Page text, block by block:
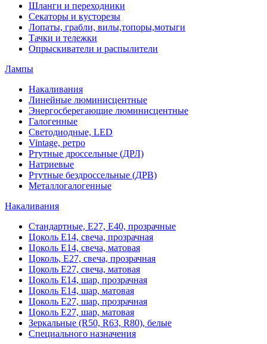
Шланги и переходники
Секаторы и кусторезы
Лопаты, грабли, вилы,топоры,мотыги
Тачки и тележки
Опрыскиватели и распылители
Лампы
Накаливания
Линейные люминисцентные
Энергосберегающие люминисцентные
Галогенные
Светодиодные, LED
Vintage, ретро
Ртутные дроссельные (ДРЛ)
Натриевые
Ртутные бездроссельные (ДРВ)
Металлогалогенные
Накаливания
Стандартные, Е27, Е40, прозрачные
Цоколь Е14, свеча, прозрачная
Цоколь Е14, свеча, матовая
Цоколь, Е27, свеча, прозрачная
Цоколь Е27, свеча, матовая
Цоколь Е14, шар, прозрачная
Цоколь Е14, шар, матовая
Цоколь Е27, шар, прозрачная
Цоколь Е27, шар, матовая
Зеркальные (R50, R63, R80), белые
Специального назначения